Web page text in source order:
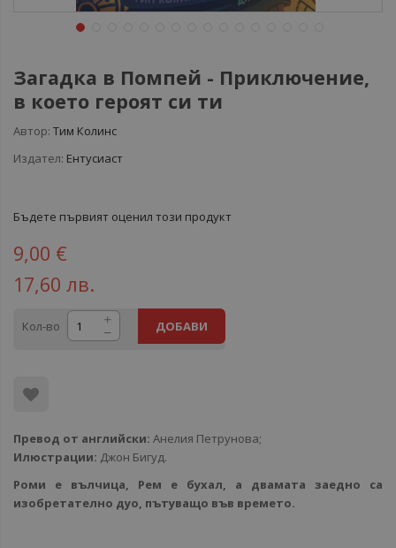
Загадка в Помпей - Приключение,
в което героят си ти
Автор: Тим Колинс
Издател: Ентусиаст
Бъдете първият оценил този продукт
9,00 €
17,60 лв.
Кол-во ДОБАВИ
Превод от английски: Анелия Петрунова;
Илюстрации: Джон Бигуд.
Роми е вълчица, Рем е бухал, а двамата заедно са
изобретателно дуо, пътуващо във времето.